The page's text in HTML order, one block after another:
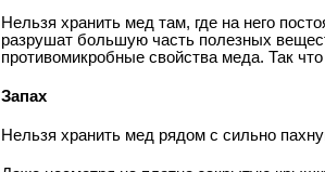
Нельзя хранить мед там, где на него
разрушат большую часть полезных
противомикробные свойства меда. Так
Запах
Нельзя хранить мед рядом с сильно